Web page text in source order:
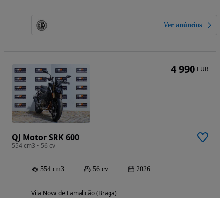
Ver anúncios
QJ Motor SRK 600
554 cm3 • 56 cv
554 cm3 56 cv 2026
Vila Nova de Famalicão (Braga)
4 990 EUR